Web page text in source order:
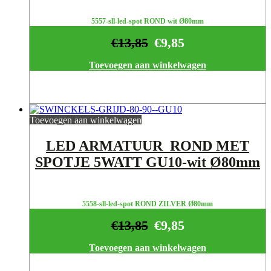
5557-sll-led-spot ROND wit Ø80mm
€9,85
€13,85
Toevoegen aan winkelwagen
Toevoegen aan winkelwagen
LED ARMATUUR ROND MET
SPOTJE 5WATT GU10-wit Ø80mm
5558-sll-led-spot ROND ZILVER Ø80mm
€9,85
€13,85
Toevoegen aan winkelwagen